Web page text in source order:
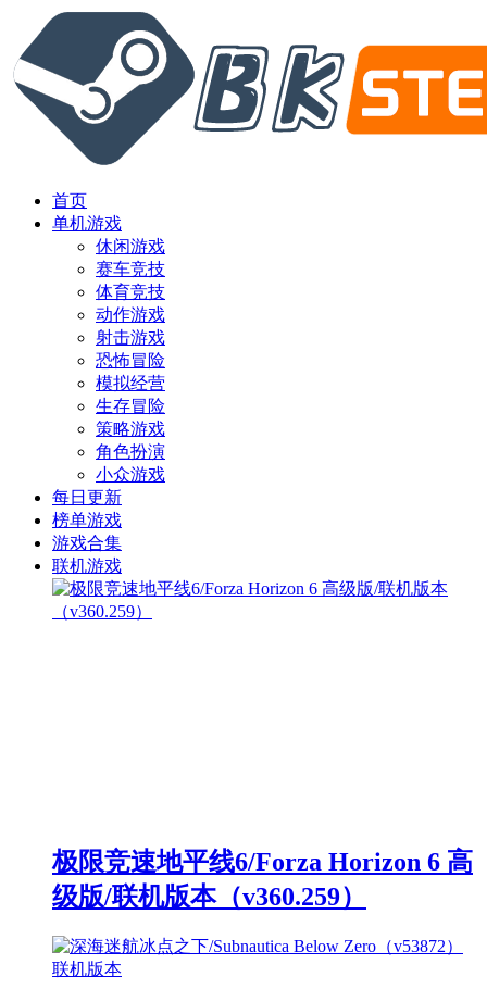
首页
单机游戏
休闲游戏
赛车竞技
体育竞技
动作游戏
射击游戏
恐怖冒险
模拟经营
生存冒险
策略游戏
角色扮演
小众游戏
每日更新
榜单游戏
游戏合集
联机游戏
极限竞速地平线6/Forza Horizon 6 高
级版/联机版本（v360.259）